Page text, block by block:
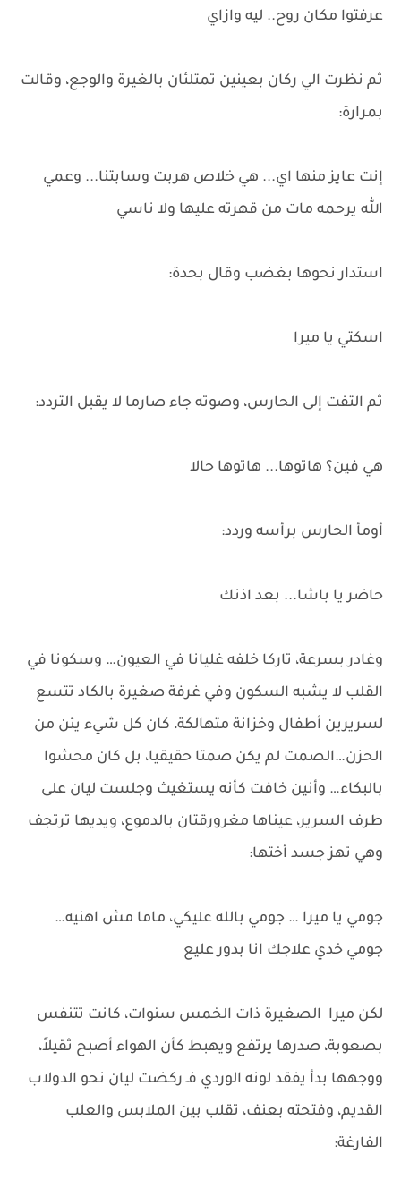
عرفتوا مكان روح.. ليه وازاي
ثم نظرت الي ركان بعينين تمتلئان بالغيرة والوجع، وقالت
بمرارة:
إنت عايز منها اي... هي خلاص هربت وسابتنا... وعمي
الله يرحمه مات من قهرته عليها ولا ناسي
استدار نحوها بغضب وقال بحدة:
اسكتي يا ميرا
ثم التفت إلى الحارس، وصوته جاء صارما لا يقبل التردد:
هي فين؟ هاتوها... هاتوها حالا
أومأ الحارس برأسه وردد:
حاضر يا باشا... بعد اذنك
وغادر بسرعة، تاركا خلفه غليانا في العيون… وسكونا في
القلب لا يشبه السكون وفي غرفة صغيرة بالكاد تتسع
لسريرين أطفال وخزانة متهالكة، كان كل شيء يئن من
الحزن…الصمت لم يكن صمتا حقيقيا، بل كان محشوا
بالبكاء… وأنين خافت كأنه يستغيث وجلست ليان على
طرف السرير، عيناها مغرورقتان بالدموع، ويديها ترتجف
وهي تهز جسد أختها:
جومي يا ميرا … جومي بالله عليكي، ماما مش اهنيه…
جومي خدي علاجك انا بدور عليع
لكن ميرا الصغيرة ذات الخمس سنوات، كانت تتنفس
بصعوبة، صدرها يرتفع ويهبط كأن الهواء أصبح ثقيلاً،
ووجهها بدأ يفقد لونه الوردي فـ ركضت ليان نحو الدولاب
القديم، وفتحته بعنف، تقلب بين الملابس والعلب
الفارغة: